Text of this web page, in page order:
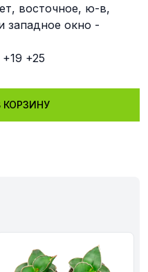
восточное, ю-в,
западное окно -
+25
КОРЗИНУ